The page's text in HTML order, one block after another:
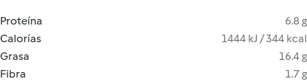
Proteína
6.8 g
Calorías
1444 kJ / 344 kcal
Grasa
16.4 g
Fibra
1.7 g